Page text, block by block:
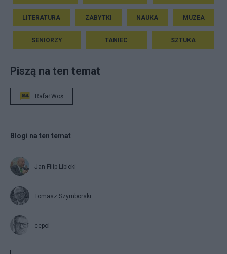
LITERATURA ZABYTKI NAUKA MUZEA
SENIORZY TANIEC SZTUKA
Piszą na ten temat
Rafał Woś
Blogi na ten temat
Jan Filip Libicki
Tomasz Szymborski
cepol